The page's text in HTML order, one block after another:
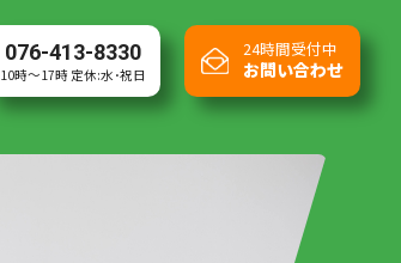
076-413-8330
10時～17時 定休:水･祝日
24時間受付中
お問い合わせ